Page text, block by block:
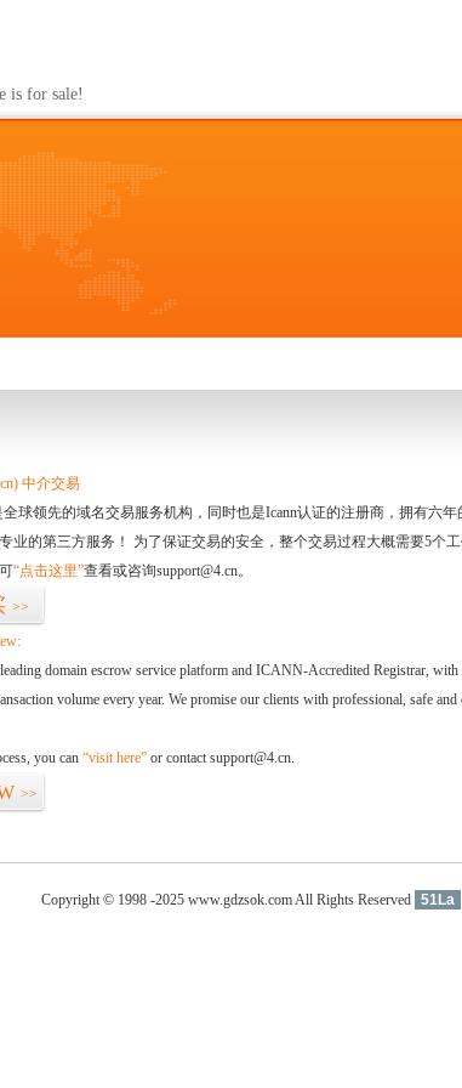
is for sale!
中介交易
全球领先的域名交易服务机构，同时也是Icann认证的注册商，拥有六
业的第三方服务！ 为了保证交易的安全，整个交易过程大概需要5个工
“点击这里”查看或咨询support@4.cn。
>>
domain escrow service platform and ICANN-Accredited Registrar, with
volume every year. We promise our clients with professional, safe
you can “visit here” or contact support@4.cn.
>>
Copyright © 1998 -2025 www.gdzsok.com All Rights Reserved 51La